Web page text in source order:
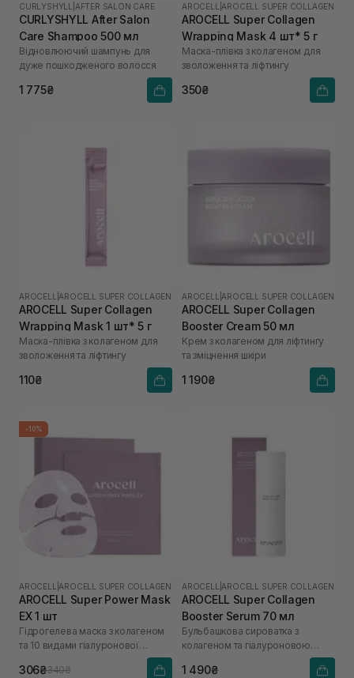
CURLYSHYLL AFTER SALON CARE
CURLYSHYLL After Salon
Care Shampoo 500 мл
Відновлюючий шампунь для
дуже пошкодженого волосся
1 775₴
AROCELL AROCELL SUPER COLLAGEN
AROCELL Super Collagen
Wrapping Mask 4 шт* 5 г
Маска-плівка з колагеном для
зволоження та ліфтингу
350₴
AROCELL AROCELL SUPER COLLAGEN
AROCELL Super Collagen
Wrapping Mask 1 шт* 5 г
Маска-плівка з колагеном для
зволоження та ліфтингу
110₴
AROCELL AROCELL SUPER COLLAGEN
AROCELL Super Collagen
Booster Cream 50 мл
Крем з колагеном для ліфтингу
та зміцнення шкіри
1 190₴
-10%
AROCELL AROCELL SUPER COLLAGEN
AROCELL Super Power Mask
EX 1 шт
Гідрогелева маска з колагеном
та 10 видами гіалуронової
306₴340₴
AROCELL AROCELL SUPER COLLAGEN
AROCELL Super Collagen
Booster Serum 70 мл
Бульбашкова сироватка з
колагеном та гіалуроновою
1 490₴